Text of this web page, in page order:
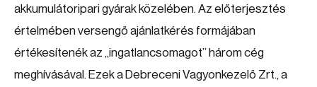
akkumulátoripari gyárak közelében. Az előterjesztés
értelmében versengő ajánlatkérés formájában
értékesítenék az „ingatlancsomagot” három cég
meghívásával. Ezek a Debreceni Vagyonkezelő Zrt., a